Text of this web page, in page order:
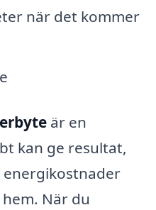
när det kommer
är en
kan ge resultat,
energikostnader
När du